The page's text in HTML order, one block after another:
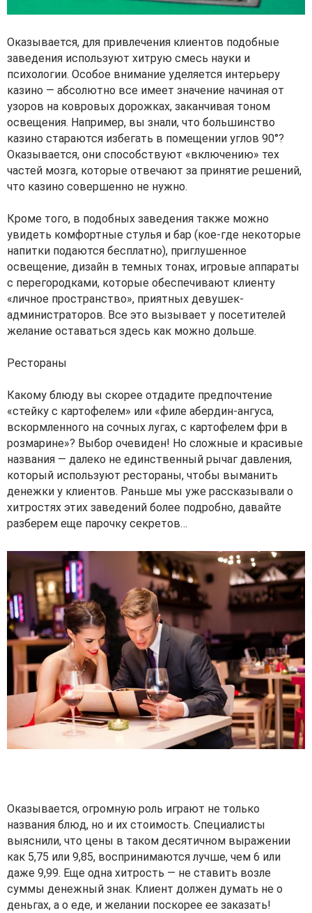
Оказывается, для привлечения клиентов подобные
заведения используют хитрую смесь науки и
психологии. Особое внимание уделяется интерьеру
казино — абсолютно все имеет значение начиная от
узоров на ковровых дорожках, заканчивая тоном
освещения. Например, вы знали, что большинство
казино стараются избегать в помещении углов 90°?
Оказывается, они способствуют «включению» тех
частей мозга, которые отвечают за принятие решений,
что казино совершенно не нужно.
Кроме того, в подобных заведения также можно
увидеть комфортные стулья и бар (кое-где некоторые
напитки подаются бесплатно), приглушенное
освещение, дизайн в темных тонах, игровые аппараты
с перегородками, которые обеспечивают клиенту
«личное пространство», приятных девушек-
администраторов. Все это вызывает у посетителей
желание оставаться здесь как можно дольше.
Рестораны
Какому блюду вы скорее отдадите предпочтение
«стейку с картофелем» или «филе абердин-ангуса,
вскормленного на сочных лугах, с картофелем фри в
розмарине»? Выбор очевиден! Но сложные и красивые
названия — далеко не единственный рычаг давления,
который используют рестораны, чтобы выманить
денежки у клиентов. Раньше мы уже рассказывали о
хитростях этих заведений более подробно, давайте
разберем еще парочку секретов…
Оказывается, огромную роль играют не только
названия блюд, но и их стоимость. Специалисты
выяснили, что цены в таком десятичном выражении
как 5,75 или 9,85, воспринимаются лучше, чем 6 или
даже 9,99. Еще одна хитрость — не ставить возле
суммы денежный знак. Клиент должен думать не о
деньгах, а о еде, и желании поскорее ее заказать!